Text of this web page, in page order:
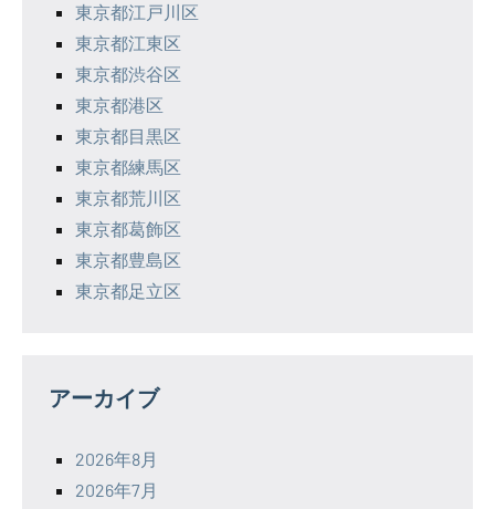
東京都江戸川区
東京都江東区
東京都渋谷区
東京都港区
東京都目黒区
東京都練馬区
東京都荒川区
東京都葛飾区
東京都豊島区
東京都足立区
アーカイブ
2026年8月
2026年7月